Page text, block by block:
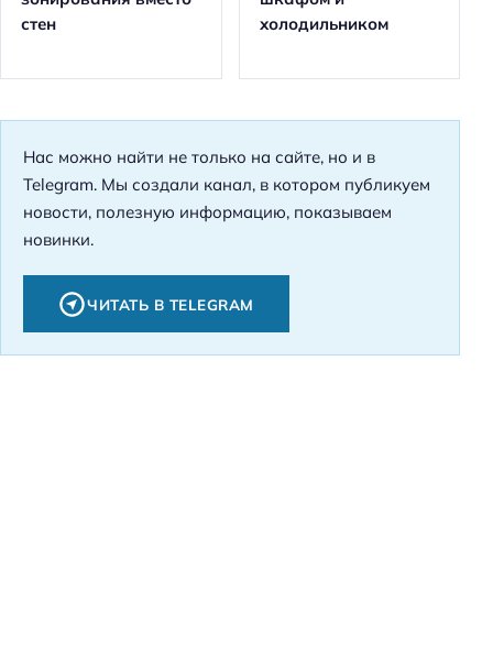
стен
холодильником
Нас можно найти не только на сайте, но и в
Telegram. Мы создали канал, в котором публикуем
новости, полезную информацию, показываем
новинки.
ЧИТАТЬ В TELEGRAM